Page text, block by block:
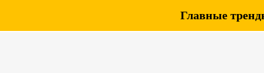
Главные